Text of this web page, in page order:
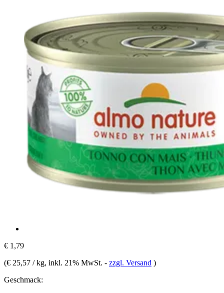
€ 1,79
(€ 25,57 / kg, inkl. 21% MwSt. - zzgl. Versand )
Geschmack: